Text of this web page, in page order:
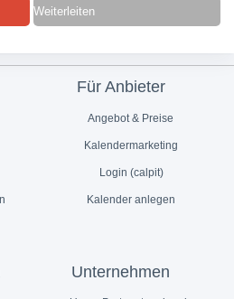
Weiterleiten
Für Anbieter
Angebot & Preise
Kalendermarketing
Login (calpit)
Kalender anlegen
Unternehmen